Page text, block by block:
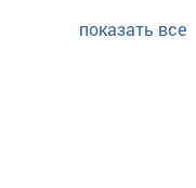
показать все